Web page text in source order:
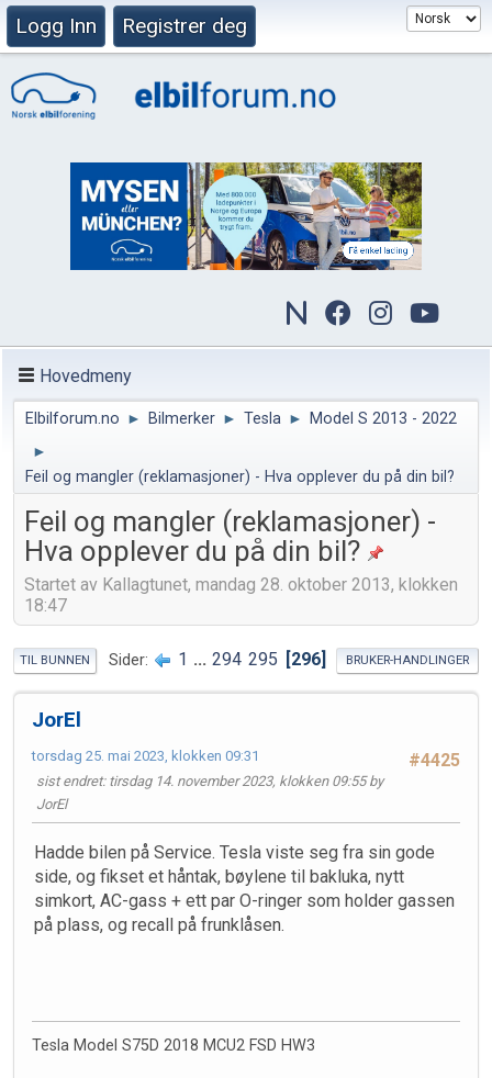
Logg Inn Registrer deg
Hovedmeny
Elbilforum.no ► Bilmerker ► Tesla ►
Model S 2013 - 2022
►
Feil og mangler (reklamasjoner) - Hva opplever du på din bil?
Feil og mangler (reklamasjoner) -
Hva opplever du på din bil?
Startet av Kallagtunet, mandag 28. oktober 2013, klokken
18:47
TIL BUNNEN Sider 1 ... 294 295 296 BRUKER-HANDLINGER
JorEl
#4425
torsdag 25. mai 2023, klokken 09:31
sist endret: tirsdag 14. november 2023, klokken 09:55 by
JorEl
Hadde bilen på Service. Tesla viste seg fra sin gode
side, og fikset et håntak, bøylene til bakluka, nytt
simkort, AC-gass + ett par O-ringer som holder gassen
på plass, og recall på frunklåsen.
Tesla Model S75D 2018 MCU2 FSD HW3